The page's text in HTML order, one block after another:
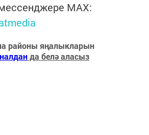
MАХ:
районы яңалыкларын
да белә аласыз